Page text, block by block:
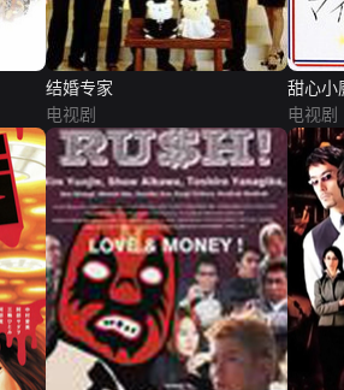
结婚专家
电视剧
甜心小
电视剧